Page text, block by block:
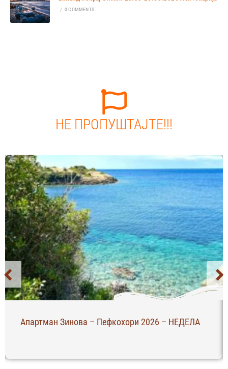
/ 0 COMMENTS
НЕ ПРОПУШТАЈТЕ!!!
Апартман Зинова – Пефкохори 2026 – НЕДЕЛА